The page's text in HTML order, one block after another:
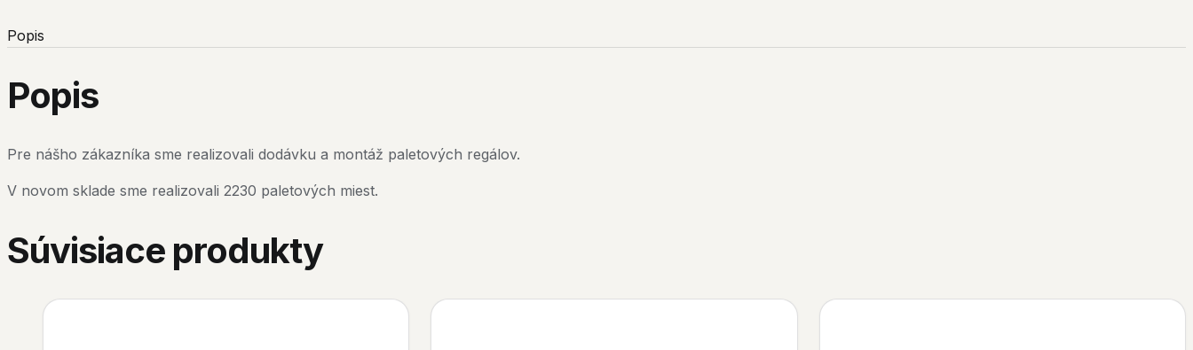
Popis
Popis
Pre nášho zákazníka sme realizovali dodávku a montáž paletových regálov.
V novom sklade sme realizovali 2230 paletových miest.
Súvisiace produkty